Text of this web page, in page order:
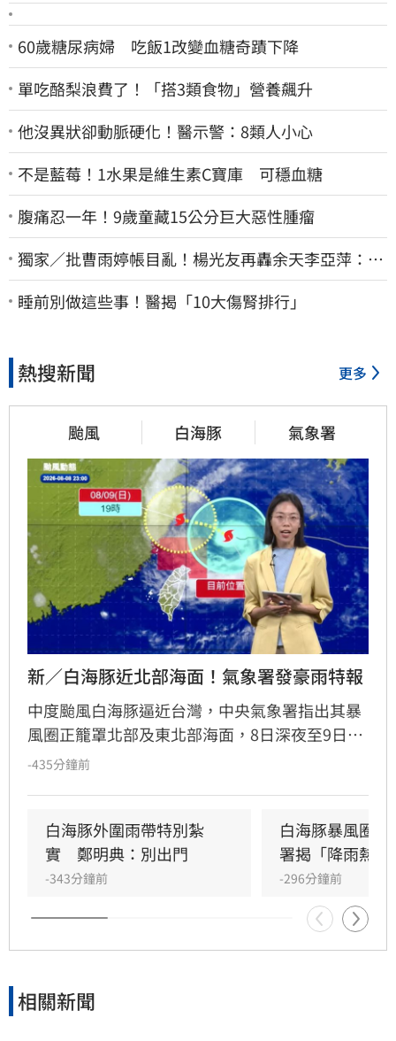
60歲糖尿病婦 吃飯1改變血糖奇蹟下降
單吃酪梨浪費了！「搭3類食物」營養飆升
他沒異狀卻動脈硬化！醫示警：8類人小心
不是藍莓！1水果是維生素C寶庫 可穩血糖
腹痛忍一年！9歲童藏15公分巨大惡性腫瘤
獨家／批曹雨婷帳目亂！楊光友再轟余天李亞萍：他
們工會跟演藝圈沒關
睡前別做這些事！醫揭「10大傷腎排行」
熱搜新聞 更多
颱風 白海豚 氣象署
新／白海豚近北部海面！氣象署發豪雨特報
中度颱風白海豚逼近台灣，中央氣象署指出其暴
風圈正籠罩北部及東北部海面，8日深夜至9日白
天是影響最劇烈時刻。受外圍環流影響，中北部
極端高溫。沿海地區風浪強勁，基隆北海岸掀起
6米巨浪，適逢年度大潮，低窪地區務必慎防積
淹水。預計颱風將於9日晚間登陸中國後減弱，
北部降雨有望在10日清晨趨緩，提醒民眾父親節
連假期間避免前往山區及海邊活動，並隨時留意
氣象署最新發布的豪雨特報與防颱資訊，確保生
-435分鐘前
白海豚外圍雨帶特別紮
實　鄭明典：別出門
-343分鐘前
白海豚暴風圈
署揭「降雨熱區
-296分鐘前
相關新聞